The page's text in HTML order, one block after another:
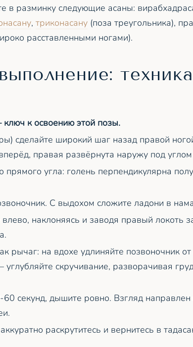
в разминку следующие асаны:
,триконасану (поза треугольника),
расставленными ногами).
к освоению этой позы.
сделайте широкий шаг назад правой
правая развёрнута наружу под
прямого угла: голень перпендикулярна
С выдохом сложите ладони в
наклоняясь и заводя правый локоть
рычаг: на вдохе удлиняйте позвоночник
скручивание, разворачивая
секунд, дышите ровно. Взгляд направлен
раскрутитесь и вернитесь в